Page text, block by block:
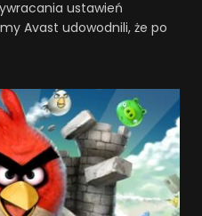
ustawień
Avast udowodnili, że po